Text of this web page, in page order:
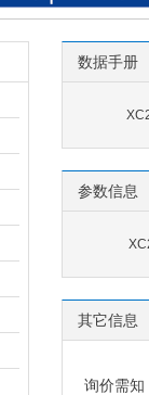
数据手册
参数信息
其它信息
询价需知